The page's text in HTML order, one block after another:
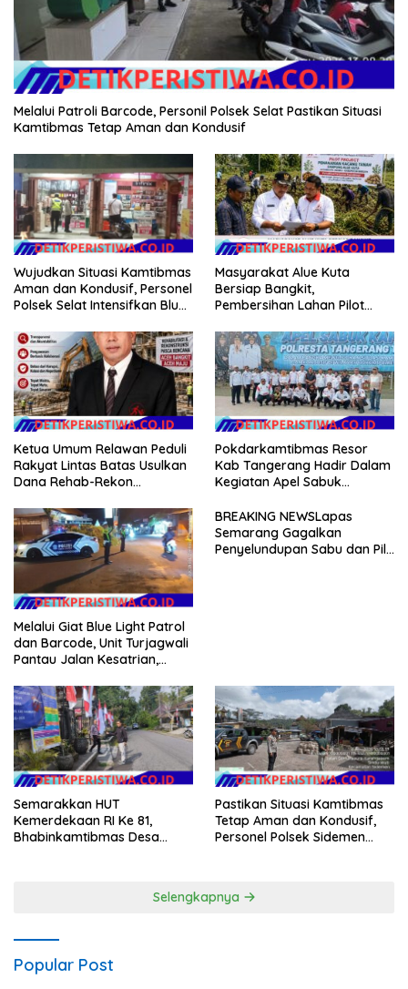
Melalui Patroli Barcode, Personil Polsek Selat Pastikan Situasi
Kamtibmas Tetap Aman dan Kondusif
Wujudkan Situasi Kamtibmas
Aman dan Kondusif, Personel
Polsek Selat Intensifkan Blue
Duda
Masyarakat Alue Kuta
Bersiap Bangkit,
Pembersihan Lahan Pilot
Tanah Dimulai Sabtu
Ketua Umum Relawan Peduli
Rakyat Lintas Batas Usulkan
Dana Rehab-Rekon
Dikelola Langsung
Pemerintah Pusat
Pokdarkamtibmas Resor
Kab Tangerang Hadir Dalam
Kegiatan Apel Sabuk
Tangerang Tahun 2026
Melalui Giat Blue Light Patrol
dan Barcode, Unit Turjagwali
Pantau Jalan Kesatrian,
BREAKING NEWSLapas
Semarang Gagalkan
Penyelundupan Sabu dan Pil
Semarakkan HUT
Kemerdekaan RI Ke 81,
Bhabinkamtibmas Desa
Pastikan Situasi Kamtibmas
Tetap Aman dan Kondusif,
Personel Polsek Sidemen
Selengkapnya
Popular Post